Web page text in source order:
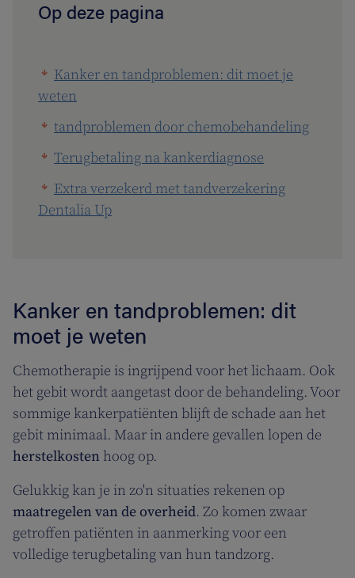
Op deze pagina
Kanker en tandproblemen: dit moet je
weten
tandproblemen door chemobehandeling
Terugbetaling na kankerdiagnose
Extra verzekerd met tandverzekering
Dentalia Up
Kanker en tandproblemen: dit
moet je weten
Chemotherapie is ingrijpend voor het lichaam. Ook
het gebit wordt aangetast door de behandeling. Voor
sommige kankerpatiënten blijft de schade aan het
gebit minimaal. Maar in andere gevallen lopen de
herstelkosten hoog op.
Gelukkig kan je in zo'n situaties rekenen op
maatregelen van de overheid. Zo komen zwaar
getroffen patiënten in aanmerking voor een
volledige terugbetaling van hun tandzorg.